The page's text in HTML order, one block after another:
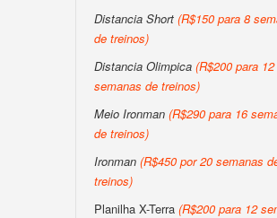
Distancia Short (R$150 para 8
de treinos)
Distancia Olimpica (R$200 para 12
semanas de treinos)
Meio Ironman (R$290 para 16
de treinos)
Ironman (R$450 por 20 semanas
treinos)
Planilha X-Terra (R$200 para 12